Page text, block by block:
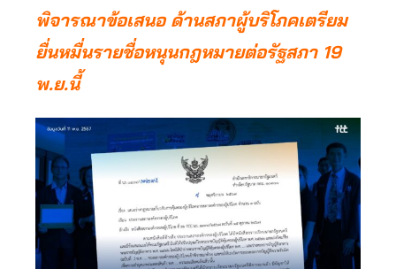
พิจารณาข้อเสนอ ด้านสภาผู้บริโภคเตรียม
ยื่นหมื่นรายชื่อหนุนกฎหมายต่อรัฐสภา 19
พ.ย.นี้